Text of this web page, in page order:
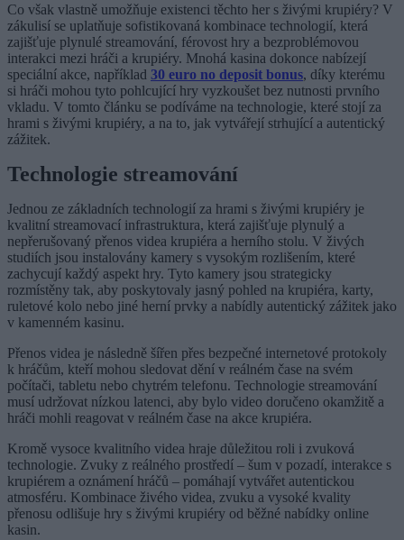
Co však vlastně umožňuje existenci těchto her s živými krupiéry? V
zákulisí se uplatňuje sofistikovaná kombinace technologií, která
zajišťuje plynulé streamování, férovost hry a bezproblémovou
interakci mezi hráči a krupiéry. Mnohá kasina dokonce nabízejí
speciální akce, například 30 euro no deposit bonus, díky kterému
si hráči mohou tyto pohlcující hry vyzkoušet bez nutnosti prvního
vkladu. V tomto článku se podíváme na technologie, které stojí za
hrami s živými krupiéry, a na to, jak vytvářejí strhující a autentický
zážitek.
Technologie streamování
Jednou ze základních technologií za hrami s živými krupiéry je
kvalitní streamovací infrastruktura, která zajišťuje plynulý a
nepřerušovaný přenos videa krupiéra a herního stolu. V živých
studiích jsou instalovány kamery s vysokým rozlišením, které
zachycují každý aspekt hry. Tyto kamery jsou strategicky
rozmístěny tak, aby poskytovaly jasný pohled na krupiéra, karty,
ruletové kolo nebo jiné herní prvky a nabídly autentický zážitek jako
v kamenném kasinu.
Přenos videa je následně šířen přes bezpečné internetové protokoly
k hráčům, kteří mohou sledovat dění v reálném čase na svém
počítači, tabletu nebo chytrém telefonu. Technologie streamování
musí udržovat nízkou latenci, aby bylo video doručeno okamžitě a
hráči mohli reagovat v reálném čase na akce krupiéra.
Kromě vysoce kvalitního videa hraje důležitou roli i zvuková
technologie. Zvuky z reálného prostředí – šum v pozadí, interakce s
krupiérem a oznámení hráčů – pomáhají vytvářet autentickou
atmosféru. Kombinace živého videa, zvuku a vysoké kvality
přenosu odlišuje hry s živými krupiéry od běžné nabídky online
kasin.